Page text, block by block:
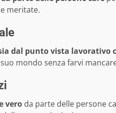
meritate.
dal punto vista lavorativo
mondo senza farvi
vero da parte delle persone